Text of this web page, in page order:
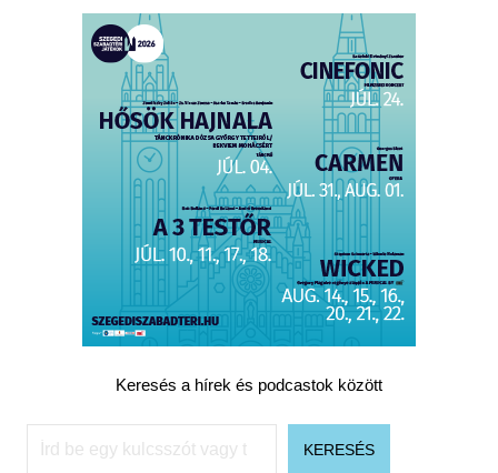
Keresés a hírek és podcastok között
Keresés
KERESÉS